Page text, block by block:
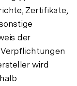
Zertifikate,
der
wird